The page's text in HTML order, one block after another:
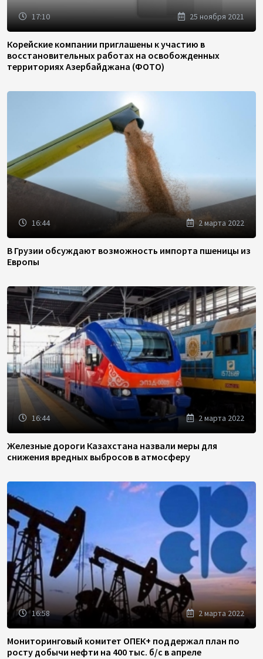
17:10 25 ноября 2021
Корейские компании приглашены к участию в
восстановительных работах на освобожденных
территориях Азербайджана (ФОТО)
16:44 2 марта 2022
В Грузии обсуждают возможность импорта пшеницы из
Европы
16:44 2 марта 2022
Железные дороги Казахстана назвали меры для
снижения вредных выбросов в атмосферу
16:58 2 марта 2022
Мониторинговый комитет ОПЕК+ поддержал план по
росту добычи нефти на 400 тыс. б/с в апреле